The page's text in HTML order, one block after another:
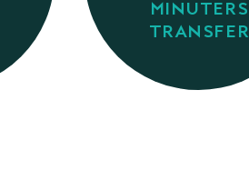
MINUTERS
TRANSFER